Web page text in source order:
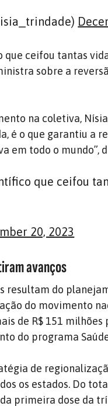
ceifou tantas
sobre a
na coletiva,
é o que garantiu a
em todo o mundo”,
que ceifou
20, 2023
avanços
resultam do
do movimento
de R$ 151 milhões
do programa
de
os estados. Do
primeira dose da